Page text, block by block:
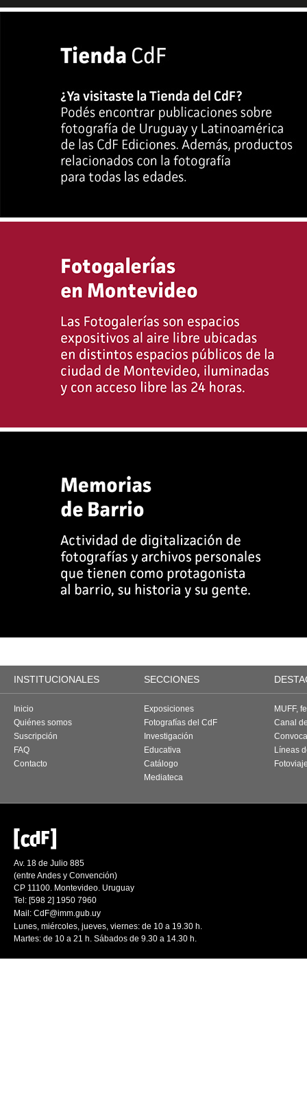
INSTITUCIONALES SECCIONES
Inicio
Quiénes somos
Suscripción
FAQ
Contacto
Exposiciones
Fotografías del CdF
Investigación
Educativa
Catálogo
Mediateca
MUFF,
Canal
Líneas
Av. 18 de Julio 885
(entre Andes y Convención)
CP 11100. Montevideo. Uruguay
Tel: [598 2] 1950 7960
Mail: CdF@imm.gub.uy
Lunes, miércoles, jueves, viernes: de 10 a 19.30 h.
Martes: de 10 a 21 h. Sábados de 9.30 a 14.30 h.